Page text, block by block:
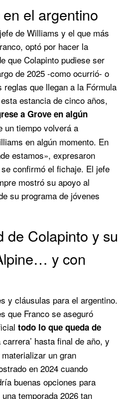
el argentino
de Williams y el que más
optó por hacer la
que Colapinto pudiese ser
de 2025 -como ocurrió- o
que llegan a la Fórmula
estancia de cinco años,
a Grove en algún
un tiempo volverá a
en algún momento. En
estamos», expresaron
confirmó el fichaje. El jefe
mostró su apoyo al
su programa de jóvenes
de Colapinto y su
y con
y cláusulas para el argentino.
que Franco se aseguró
todo lo que queda de
hasta final de año, y
un gran
en 2024 cuando
buenas opciones para
temporada 2026 tan